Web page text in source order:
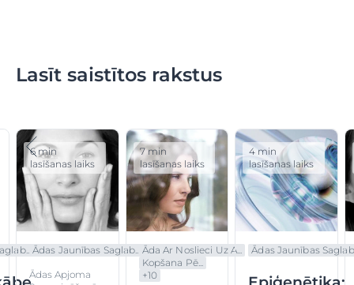
Lasīt saistītos rakstus
Ādas Jaunības Saglab...
Ādas Apjoma
6 min
lasīšanas laiks
Āda Ar Noslieci Uz A...
Kopšana Pē...
+10
7 min
lasīšanas laiks
Ādas Jaunības
4 min
lasīšanas laiks